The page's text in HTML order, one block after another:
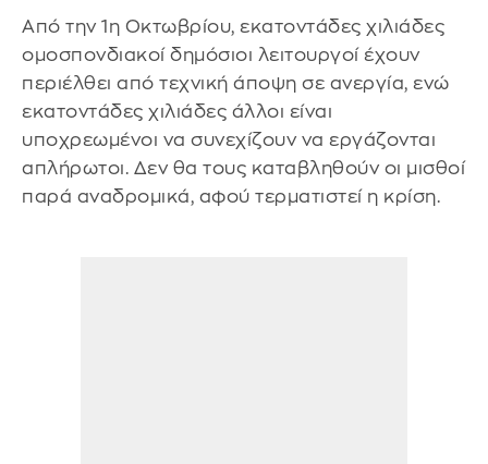
Από την 1η Οκτωβρίου, εκατοντάδες χιλιάδες
ομοσπονδιακοί δημόσιοι λειτουργοί έχουν
περιέλθει από τεχνική άποψη σε ανεργία, ενώ
εκατοντάδες χιλιάδες άλλοι είναι
υποχρεωμένοι να συνεχίζουν να εργάζονται
απλήρωτοι. Δεν θα τους καταβληθούν οι μισθοί
παρά αναδρομικά, αφού τερματιστεί η κρίση.